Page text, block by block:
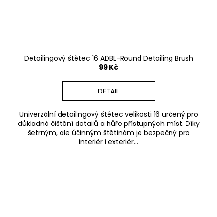
Detailingový štětec 16 ADBL-Round Detailing Brush
99 Kč
DETAIL
Univerzální detailingový štětec velikosti 16 určený pro
důkladné čištění detailů a hůře přístupných míst. Díky
šetrným, ale účinným štětinám je bezpečný pro
interiér i exteriér...